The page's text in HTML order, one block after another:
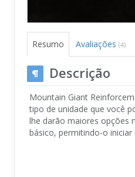
Resumo Avaliações (4)
Descrição
Mountain Giant
tipo de unidade que você
lhe darão maiores opções
básico, permitindo-o